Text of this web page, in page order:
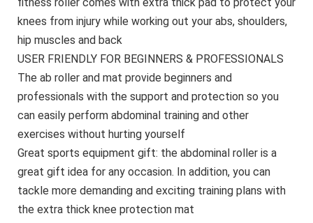
knees from injury while working out your abs, shoulders,
hip muscles and back
USER FRIENDLY FOR BEGINNERS & PROFESSIONALS
The ab roller and mat provide beginners and
professionals with the support and protection so you
can easily perform abdominal training and other
exercises without hurting yourself
Great sports equipment gift: the abdominal roller is a
great gift idea for any occasion. In addition, you can
tackle more demanding and exciting training plans with
the extra thick knee protection mat